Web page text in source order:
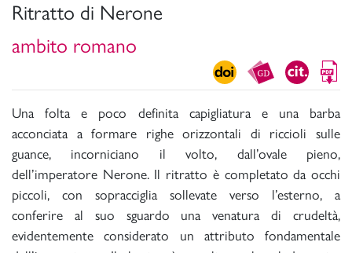
Ritratto di Nerone
ambito romano
Una folta e poco definita capigliatura e una barba
acconciata a formare righe orizzontali di riccioli sulle
guance, incorniciano il volto, dall’ovale pieno,
dell’imperatore Nerone. Il ritratto è completato da occhi
piccoli, con sopracciglia sollevate verso l’esterno, a
conferire al suo sguardo una venatura di crudeltà,
evidentemente considerato un attributo fondamentale